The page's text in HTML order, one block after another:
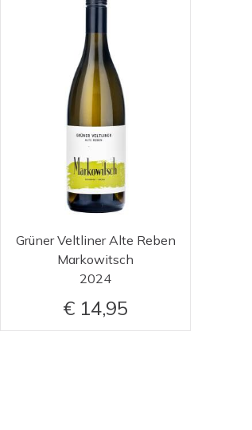
Grüner Veltliner Alte Reben
Markowitsch
2024
14,95